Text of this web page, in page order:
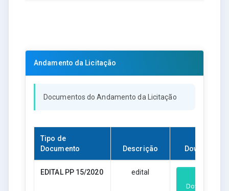
Andamento da Licitação
Documentos do Andamento da Licitação
Tipo de
Documento
Descrição Download
EDITAL PP 15/2020 edital
Download